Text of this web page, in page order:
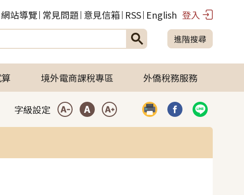
網站導覽 常見問題 意見信箱 RSS English 登入
進階搜尋
境外電商課稅專區 外僑稅務服務
字級設定
小型字中型字大型字 列印 分享到臉書(開啟
分享到